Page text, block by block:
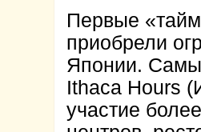
Первые
приобрели
Японии.
Ithaca Hours
участие